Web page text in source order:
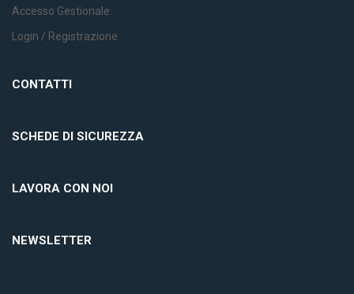
Accesso Gestionale
Login / Registrazione
CONTATTI
SCHEDE DI SICUREZZA
LAVORA CON NOI
NEWSLETTER